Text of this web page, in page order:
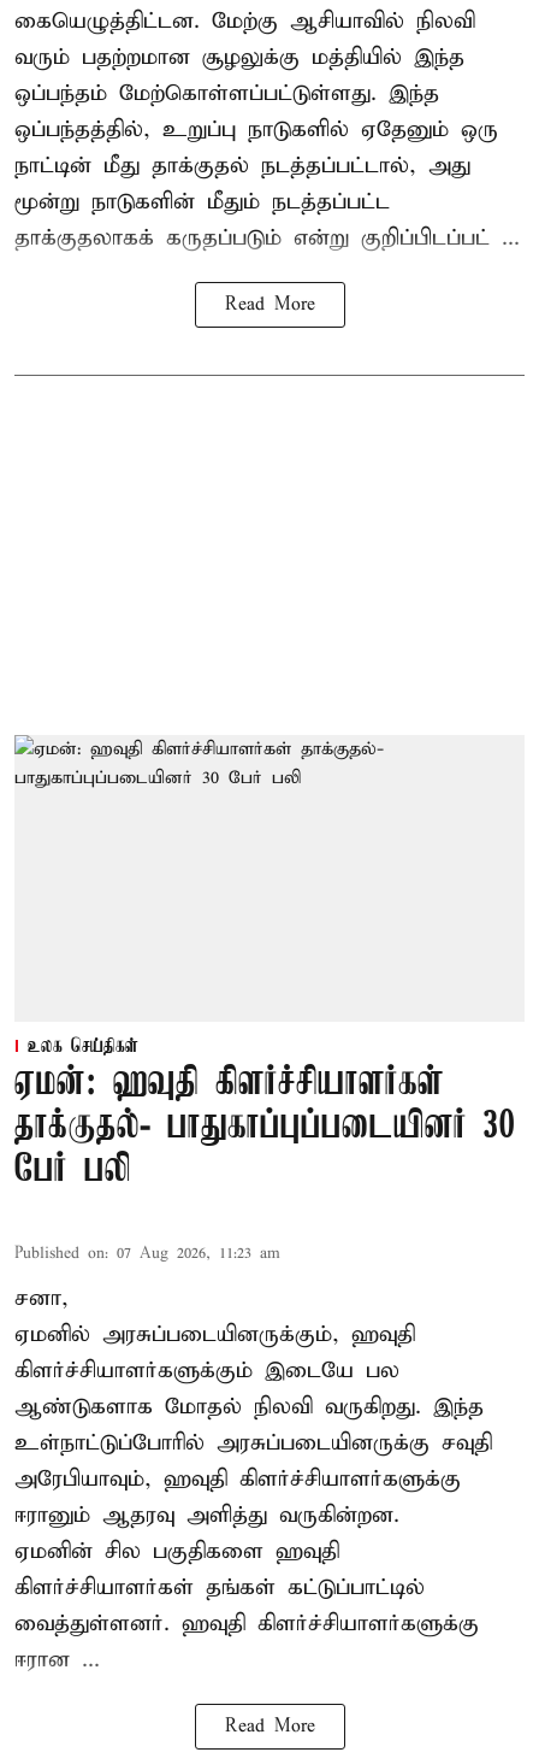
கையெழுத்திட்டன. மேற்கு ஆசியாவில் நிலவி
வரும் பதற்றமான சூழலுக்கு மத்தியில் இந்த
ஒப்பந்தம் மேற்கொள்ளப்பட்டுள்ளது. இந்த
ஒப்பந்தத்தில், உறுப்பு நாடுகளில் ஏதேனும் ஒரு
நாட்டின் மீது தாக்குதல் நடத்தப்பட்டால், அது
மூன்று நாடுகளின் மீதும் நடத்தப்பட்ட
தாக்குதலாகக் கருதப்படும் என்று குறிப்பிடப்பட் ...
Read More
உலக செய்திகள்
ஏமன்: ஹவுதி கிளர்ச்சியாளர்கள்
தாக்குதல்- பாதுகாப்புப்படையினர் 30
பேர் பலி
Published on: 07 Aug 2026, 11:23 am
சனா,
ஏமனில் அரசுப்படையினருக்கும், ஹவுதி
கிளர்ச்சியாளர்களுக்கும் இடையே பல
ஆண்டுகளாக மோதல் நிலவி வருகிறது. இந்த
உள்நாட்டுப்போரில் அரசுப்படையினருக்கு சவுதி
அரேபியாவும், ஹவுதி கிளர்ச்சியாளர்களுக்கு
ஈரானும் ஆதரவு அளித்து வருகின்றன.
ஏமனின் சில பகுதிகளை ஹவுதி
கிளர்ச்சியாளர்கள் தங்கள் கட்டுப்பாட்டில்
வைத்துள்ளனர். ஹவுதி கிளர்ச்சியாளர்களுக்கு
ஈரான ...
Read More